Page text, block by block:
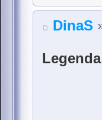
DinaS
Legenda